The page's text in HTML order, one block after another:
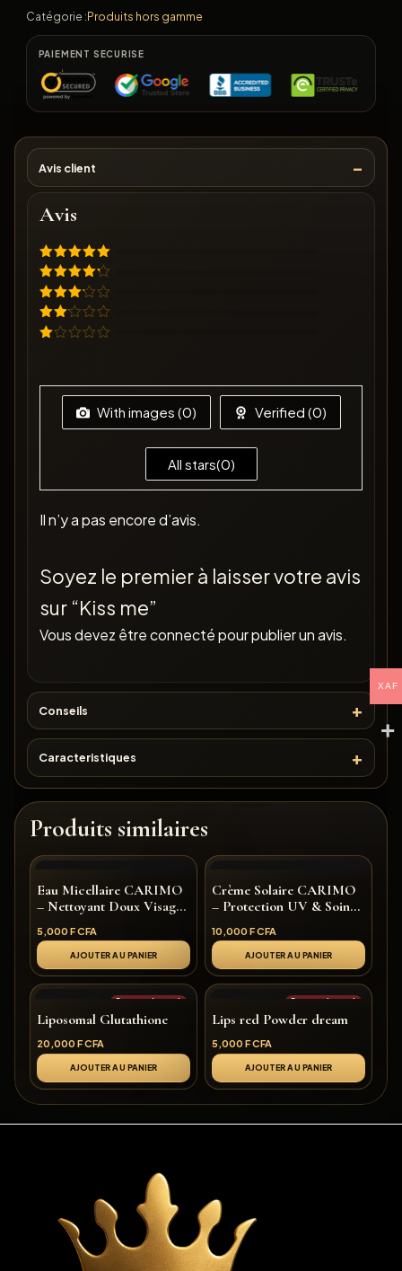
Catégorie :Produits hors gamme
PAIEMENT SECURISE
Avis client
Avis
Note5sur
Note4
sur 5
Note3
Note
5
With images (0) Verified (0)
All stars(0)
Il n’y a pas encore d’avis.
Soyez le premier à laisser votre avis
sur “Kiss me”
Vous devez êtreconnectépour publier un avis.
Conseils
Caracteristiques
Produits similaires
Eau Micellaire CARIMO
– Nettoyant Doux Visage,
5,000 F CFA
AJOUTER AU PANIER
Crème Solaire CARIMO
– Protection UV & Soin
10,000 F CFA
AJOUTER AU PANIER
Rupture de stock
Liposomal Glutathione
20,000 F CFA
AJOUTER AU PANIER
Rupture de stock
Lips red Powder dream
5,000 F CFA
AJOUTER AU PANIER
XAF